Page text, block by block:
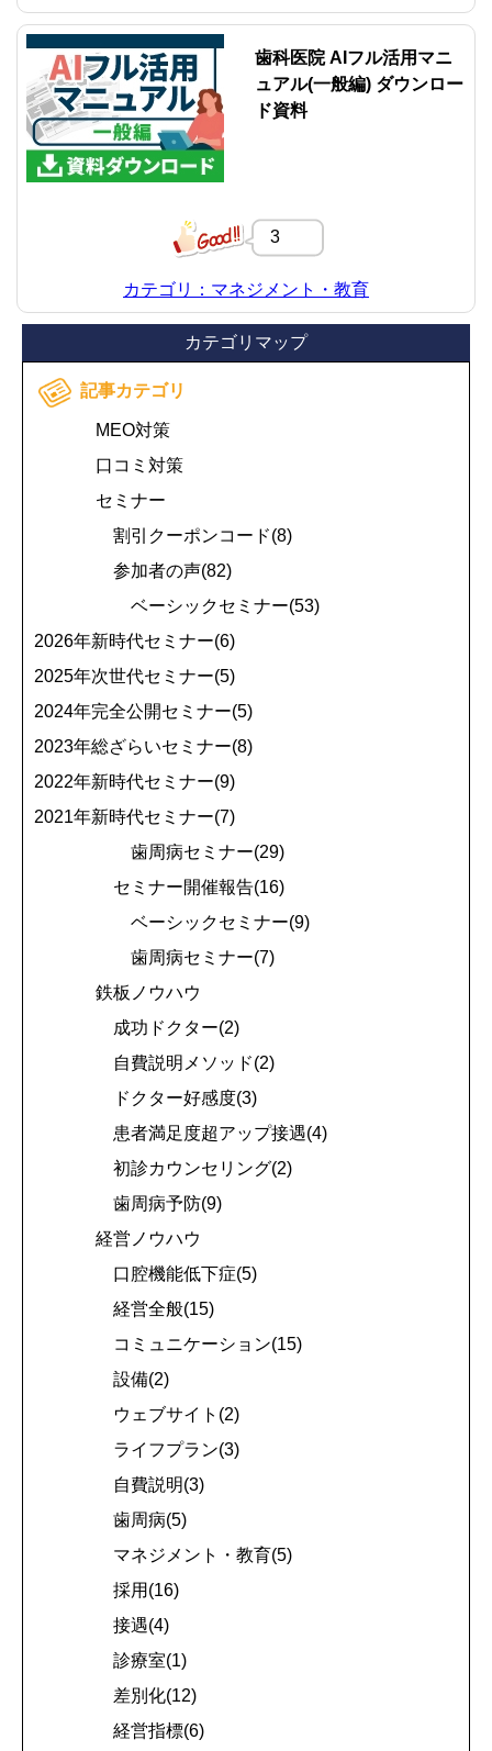
歯科医院 AIフル活用マニ
ュアル(一般編) ダウンロー
ド資料
3
カテゴリ：マネジメント・教育
カテゴリマップ
記事カテゴリ
MEO対策
口コミ対策
セミナー
割引クーポンコード(8)
参加者の声(82)
ベーシックセミナー(53)
2026年新時代セミナー(6)
2025年次世代セミナー(5)
2024年完全公開セミナー(5)
2023年総ざらいセミナー(8)
2022年新時代セミナー(9)
2021年新時代セミナー(7)
歯周病セミナー(29)
セミナー開催報告(16)
ベーシックセミナー(9)
歯周病セミナー(7)
鉄板ノウハウ
成功ドクター(2)
自費説明メソッド(2)
ドクター好感度(3)
患者満足度超アップ接遇(4)
初診カウンセリング(2)
歯周病予防(9)
経営ノウハウ
口腔機能低下症(5)
経営全般(15)
コミュニケーション(15)
設備(2)
ウェブサイト(2)
ライフプラン(3)
自費説明(3)
歯周病(5)
マネジメント・教育(5)
採用(16)
接遇(4)
診療室(1)
差別化(12)
経営指標(6)